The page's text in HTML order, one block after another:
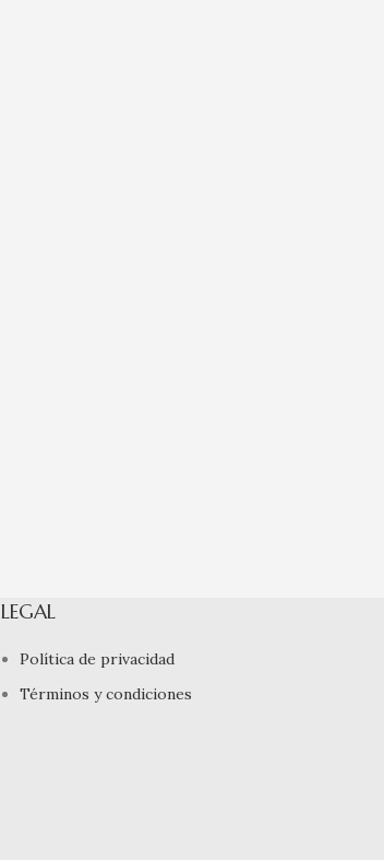
LEGAL
Política de privacidad
Términos y condiciones